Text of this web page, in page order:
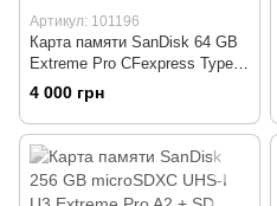
Артикул: 101196
Карта памяти SanDisk 64 GB
Extreme Pro CFexpress Type B
(SDCFE-064G-GN4IN)
4 000 грн